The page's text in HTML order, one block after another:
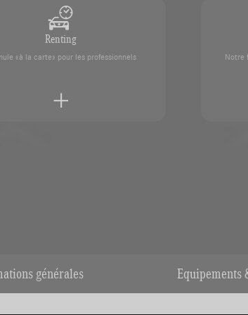
générales Equipements
Renting
«à la carte» pour les professionnels Notre